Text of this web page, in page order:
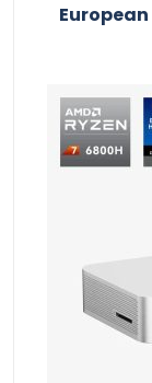
European